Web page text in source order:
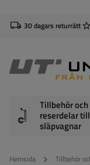
30 dagars returrätt
Tillbehör och
reserdelar till
släpvagnar
Hemsida Tillbehör